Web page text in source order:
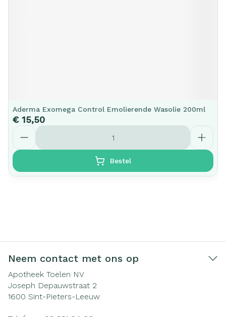
Aderma Exomega Control Emolierende Wasolie 200ml
€ 15,50
Aantal
Bestel
Neem contact met ons op
Apotheek Toelen NV
Joseph Depauwstraat 2
1600 Sint-Pieters-Leeuw